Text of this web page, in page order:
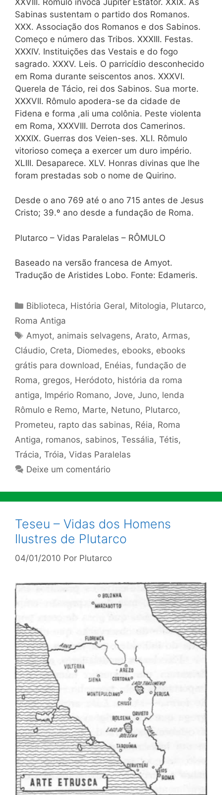
Sabinas sustentam o partido dos Romanos.
XXX. Associação dos Romanos e dos Sabinos.
Começo e número das Tribos. XXXIII. Festas.
XXXIV. Instituições das Vestais e do fogo
sagrado. XXXV. Leis. O parricídio desconhecido
em Roma durante seiscentos anos. XXXVI.
Querela de Tácio, rei dos Sabinos. Sua morte.
XXXVII. Rômulo apodera-se da cidade de
Fidena e forma ,ali uma colônia. Peste violenta
em Roma, XXXVIII. Derrota dos Camerinos.
XXXIX. Guerras dos Veien-ses. XLI. Rômulo
vitorioso começa a exercer um duro império.
XLIII. Desaparece. XLV. Honras divinas que lhe
foram prestadas sob o nome de Quirino.
Desde o ano 769 até o ano 715 antes de Jesus
Cristo; 39.º ano desde a fundação de Roma.
Plutarco – Vidas Paralelas – RÔMULO
Baseado na versão francesa de Amyot.
Tradução de Aristides Lobo. Fonte: Edameris.
Categorias
Biblioteca, História Geral, Mitologia, Plutarco,
Roma Antiga
Tags
Amyot, animais selvagens,Arato,Armas,
Cláudio, Creta, Diomedes, ebooks, ebooks
grátis para download, Enéias, fundação de
Roma, gregos, Heródoto, história da roma
antiga, Império Romano, Jove, Juno, lenda
Rômulo e Remo, Marte, Netuno, Plutarco,
Prometeu, rapto das sabinas, Réia, Roma
Antiga, romanos, sabinos, Tessália, Tétis,
Trácia, Tróia, Vidas Paralelas
Deixe um comentário
Teseu – Vidas dos Homens
Ilustres de Plutarco
04/01/2010 Por Plutarco